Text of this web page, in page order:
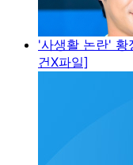
'사생활 논란' 황
건X파일]